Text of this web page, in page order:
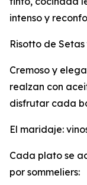
intenso y
Risotto de
Cremoso y
realzan con
disfrutar cada
El maridaje:
Cada plato se
por sommeliers: